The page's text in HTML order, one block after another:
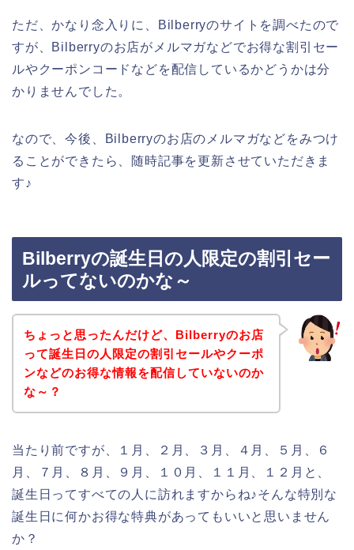
ただ、かなり念入りに、Bilberryのサイトを調べたので
すが、Bilberryのお店がメルマガなどでお得な割引セー
ルやクーポンコードなどを配信しているかどうかは分
かりませんでした。
なので、今後、Bilberryのお店のメルマガなどをみつけ
ることができたら、随時記事を更新させていただきま
す♪
Bilberryの誕生日の人限定の割引セー
ルってないのかな～
ちょっと思ったんだけど、Bilberryのお店
って誕生日の人限定の割引セールやクーポ
ンなどのお得な情報を配信していないのか
な～？
当たり前ですが、１月、２月、３月、４月、５月、６
月、７月、８月、９月、１０月、１１月、１２月と、
誕生日ってすべての人に訪れますからね♪そんな特別な
誕生日に何かお得な特典があってもいいと思いません
か？